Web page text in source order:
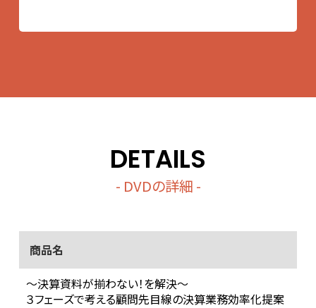
DETAILS
- DVDの詳細 -
商品名
～決算資料が揃わない！を解決～
３フェーズで考える顧問先目線の決算業務効率化提案